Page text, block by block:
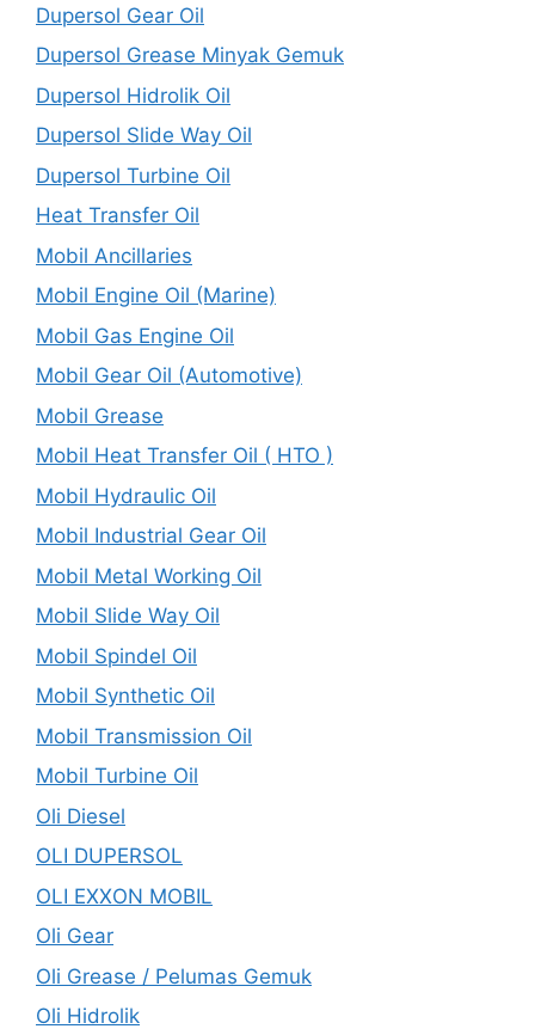
Dupersol Gear Oil
Dupersol Grease Minyak Gemuk
Dupersol Hidrolik Oil
Dupersol Slide Way Oil
Dupersol Turbine Oil
Heat Transfer Oil
Mobil Ancillaries
Mobil Engine Oil (Marine)
Mobil Gas Engine Oil
Mobil Gear Oil (Automotive)
Mobil Grease
Mobil Heat Transfer Oil ( HTO )
Mobil Hydraulic Oil
Mobil Industrial Gear Oil
Mobil Metal Working Oil
Mobil Slide Way Oil
Mobil Spindel Oil
Mobil Synthetic Oil
Mobil Transmission Oil
Mobil Turbine Oil
Oli Diesel
OLI DUPERSOL
OLI EXXON MOBIL
Oli Gear
Oli Grease / Pelumas Gemuk
Oli Hidrolik